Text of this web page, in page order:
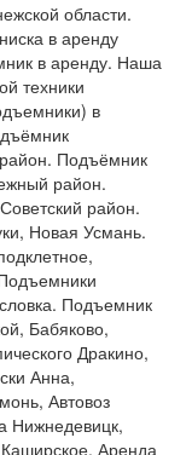
области.
в аренду
в аренду. Наша
техники
в
Подъёмник
район.
район.
Новая Усмань.
Подъемник
Бабяково,
Дракино,
Анна,
Автовоз
Нижнедевицк,
Аренда